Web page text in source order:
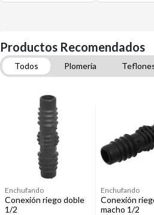
Productos Recomendados
Todos Plomería
Tubos y fittings termofusión agua
Sopletes y reguladores de gas
Tubos y fittings polietileno
Enchufando
Conexión riego doble
1/2
Enchufando
Conexión
macho 1/2